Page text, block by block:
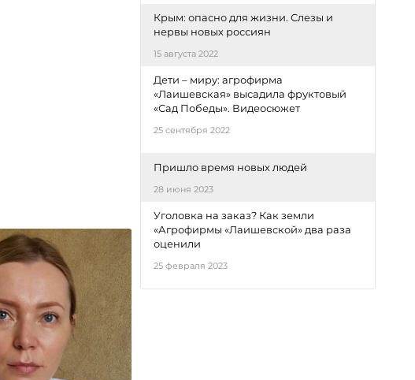
Крым: опасно для жизни. Слезы и
нервы новых россиян
15 августа 2022
Дети – миру: агрофирма
«Лаишевская» высадила фруктовый
«Сад Победы». Видеосюжет
25 сентября 2022
Пришло время новых людей
28 июня 2023
Уголовка на заказ? Как земли
«Агрофирмы «Лаишевской» два раза
оценили
25 февраля 2023